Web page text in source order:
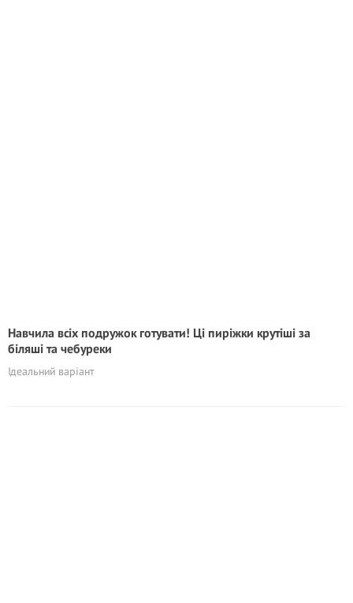
Навчила всіх подружок готувати! Ці пиріжки крутіші за
біляші та чебуреки
Ідеальний варіант